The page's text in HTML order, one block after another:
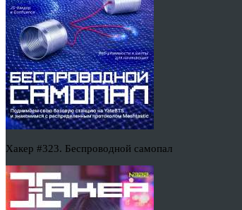
Хакер #323. Беспроводной самопал